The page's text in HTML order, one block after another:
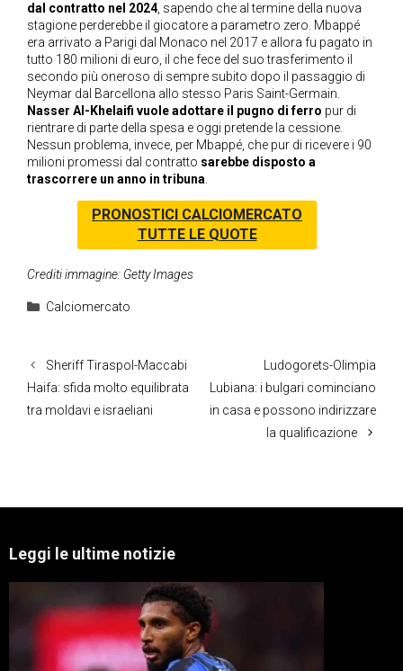
dal contratto nel 2024, sapendo che al termine della nuova
stagione perderebbe il giocatore a parametro zero. Mbappé
era arrivato a Parigi dal Monaco nel 2017 e allora fu pagato in
tutto 180 milioni di euro, il che fece del suo trasferimento il
secondo più oneroso di sempre subito dopo il passaggio di
Neymar dal Barcellona allo stesso Paris Saint-Germain.
Nasser Al-Khelaifi vuole adottare il pugno di ferro pur di
rientrare di parte della spesa e oggi pretende la cessione.
Nessun problema, invece, per Mbappé, che pur di ricevere i 90
milioni promessi dal contratto sarebbe disposto a
trascorrere un anno in tribuna.
PRONOSTICI CALCIOMERCATO
TUTTE LE QUOTE
Crediti immagine: Getty Images
Categorie
Calciomercato
Sheriff Tiraspol-Maccabi
Haifa: sfida molto equilibrata
tra moldavi e israeliani
Ludogorets-Olimpia
Lubiana: i bulgari cominciano
in casa e possono indirizzare
la qualificazione
Leggi le ultime notizie